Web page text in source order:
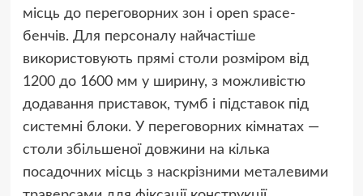
місць до переговорних зон і open space-
бенчів. Для персоналу найчастіше
використовують прямі столи розміром від
1200 до 1600 мм у ширину, з можливістю
додавання приставок, тумб і підставок під
системні блоки. У переговорних кімнатах —
столи збільшеної довжини на кілька
посадочних місць з наскрізними металевими